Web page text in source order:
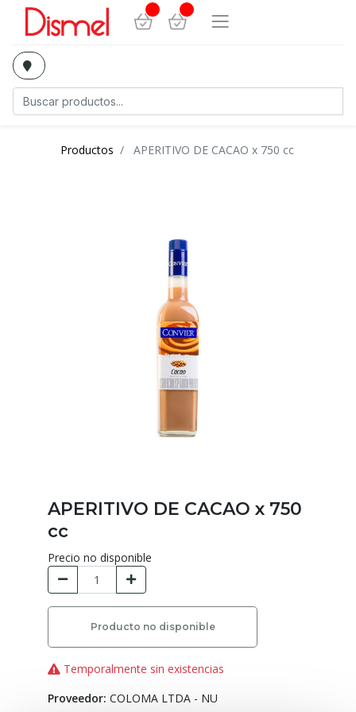
Productos APERITIVO DE CACAO x 750 cc
APERITIVO DE CACAO x 750
cc
Precio no disponible
Producto no disponible
Temporalmente sin existencias
Proveedor: COLOMA LTDA - NU